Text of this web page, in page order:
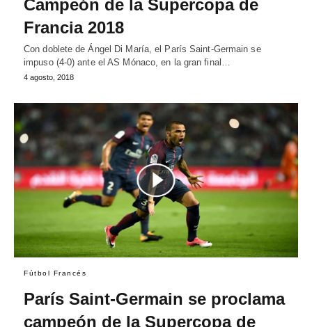
Campeón de la Supercopa de
Francia 2018
Con doblete de Ángel Di María, el París Saint-Germain se
impuso (4-0) ante el AS Mónaco, en la gran final…
4 agosto, 2018
Fútbol Francés
París Saint-Germain se proclama
campeón de la Supercopa de